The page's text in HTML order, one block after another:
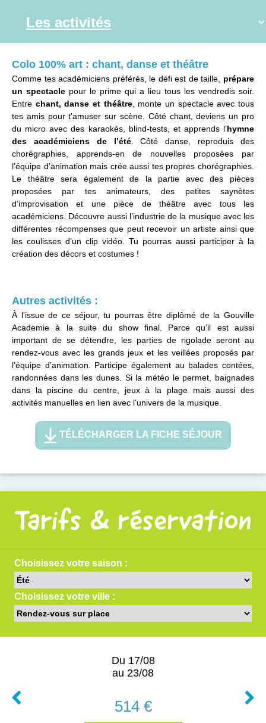
Colo 100% art : chant, danse et théâtre
Comme tes académiciens préférés, le défi est de taille, prépare
un spectacle pour le prime qui a lieu tous les vendredis soir.
Entre chant, danse et théâtre, monte un spectacle avec tous
tes amis pour t'amuser sur scène. Côté chant, deviens un pro
du micro avec des karaokés, blind-tests, et apprends l’hymne
des académiciens de l’été. Côté danse, reproduis des
chorégraphies, apprends-en de nouvelles proposées par
l’équipe d’animation mais crée aussi tes propres chorégraphies.
Le théâtre sera également de la partie avec des pièces
proposées par tes animateurs, des petites saynètes
d’improvisation et une pièce de théâtre avec tous les
académiciens. Découvre aussi l’industrie de la musique avec les
différentes récompenses que peut recevoir un artiste ainsi que
les coulisses d’un clip vidéo. Tu pourras aussi participer à la
création des décors et costumes !
Autres activités :
À l'issue de ce séjour, tu pourras être diplômé de la Gouville
Academie à la suite du show final. Parce qu’il est aussi
important de se détendre, les parties de rigolade seront au
rendez-vous avec les grands jeux et les veillées proposés par
l’équipe d’animation. Participe également au balades contées,
randonnées dans les dunes. Si la météo le permet, baignades
dans la piscine du centre, jeux à la plage mais aussi des
activités manuelles en lien avec l’univers de la musique.
TÉLÉCHARGER LA FICHE SÉJOUR
Tarifs & réservation